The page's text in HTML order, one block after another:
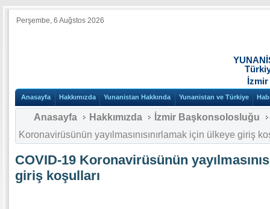
Perşembe, 6 Auğstos 2026
Anasayfa Hakkımızda Yunanistan Hakkında Yunanistan ve Türkiye
Anasayfa Hakkımızda
İzmir Başkonsolosluğu
Koronavirüsünün yayılmasınısınırlamak için ülkeye giriş
COVID-19 Koronavirüsünün
giriş koşulları